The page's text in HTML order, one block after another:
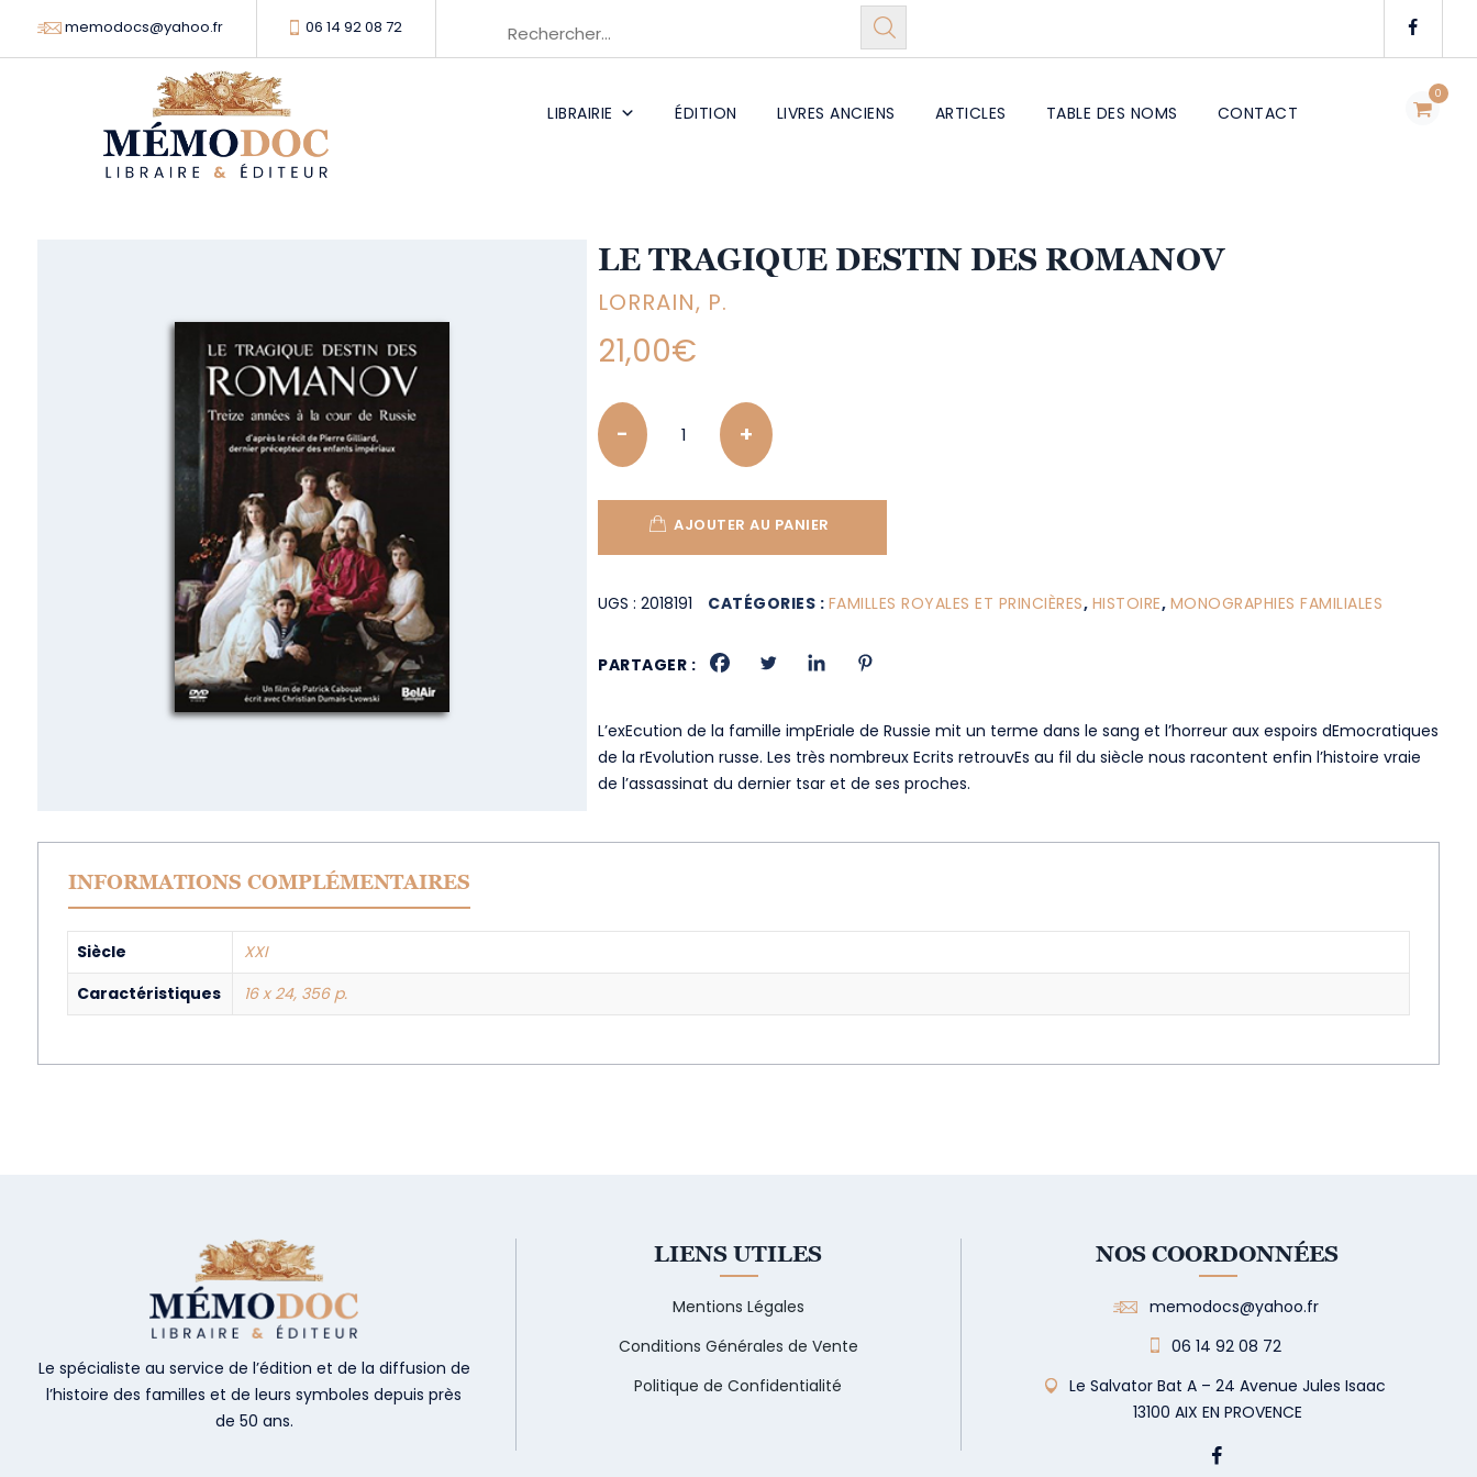
memodocs@yahoo.fr 06 14 92 08 72
0
LIBRAIRIE ÉDITION LIVRES ANCIENS ARTICLES TABLE DES NOMS CONTACT
LE TRAGIQUE DESTIN DES ROMANOV
LORRAIN, P.
21,00€
Quantity
AJOUTER AU PANIER
UGS :2018191 CATÉGORIES : FAMILLES ROYALES ET PRINCIÈRES, HISTOIRE, MONOGRAPHIES FAMILIALES
PARTAGER :
L’exEcution de la famille impEriale de Russie mit un terme dans le sang et l’horreur aux espoirs dEmocratiques
de la rEvolution russe. Les très nombreux Ecrits retrouvEs au fil du siècle nous racontent enfin l’histoire vraie
de l’assassinat du dernier tsar et de ses proches.
INFORMATIONS COMPLÉMENTAIRES
Siècle
XXI
Caractéristiques
16 x 24, 356 p.
Le spécialiste au service de l’édition et de la diffusion de
l’histoire des familles et de leurs symboles depuis près
de 50 ans.
LIENS UTILES
Mentions Légales
Conditions Générales de Vente
Politique de Confidentialité
NOS COORDONNÉES
memodocs@yahoo.fr
06 14 92 08 72
Le Salvator Bat A – 24 Avenue Jules Isaac
13100 AIX EN PROVENCE